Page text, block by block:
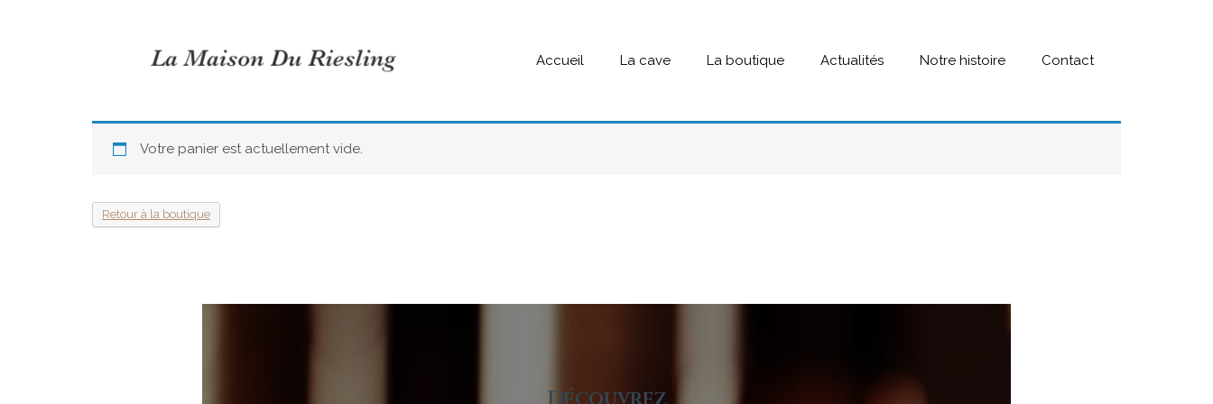
Accueil La cave La boutique Actualités Notre histoire Contact
Votre panier est actuellement vide.
Retour à la boutique